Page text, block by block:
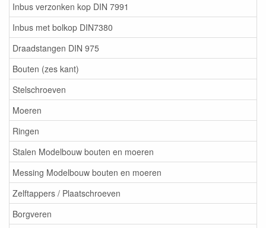
Inbus verzonken kop DIN 7991
Inbus met bolkop DIN7380
Draadstangen DIN 975
Bouten (zes kant)
Stelschroeven
Moeren
Ringen
Stalen Modelbouw bouten en moeren
Messing Modelbouw bouten en moeren
Zelftappers / Plaatschroeven
Borgveren